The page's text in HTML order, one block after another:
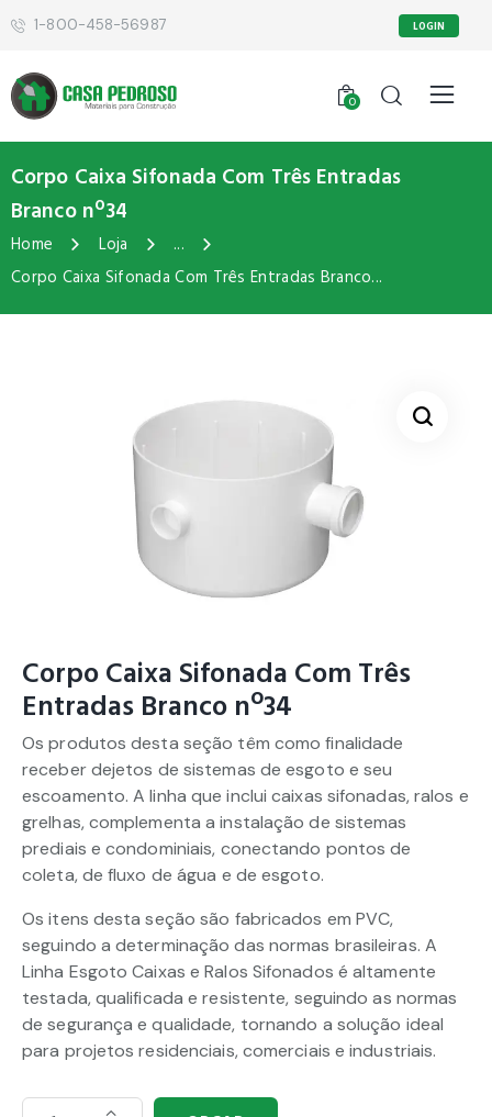
1-800-458-56987 LOGIN
0
Corpo Caixa Sifonada Com Três Entradas
Branco nº34
Home Loja
...
Corpo Caixa Sifonada Com Três Entradas Branco...
Corpo Caixa Sifonada Com Três
Entradas Branco nº34
Os produtos desta seção têm como finalidade
receber dejetos de sistemas de esgoto e seu
escoamento. A linha que inclui caixas sifonadas, ralos e
grelhas, complementa a instalação de sistemas
prediais e condominiais, conectando pontos de
coleta, de fluxo de água e de esgoto.
Os itens desta seção são fabricados em PVC,
seguindo a determinação das normas brasileiras. A
Linha Esgoto Caixas e Ralos Sifonados é altamente
testada, qualificada e resistente, seguindo as normas
de segurança e qualidade, tornando a solução ideal
para projetos residenciais, comerciais e industriais.